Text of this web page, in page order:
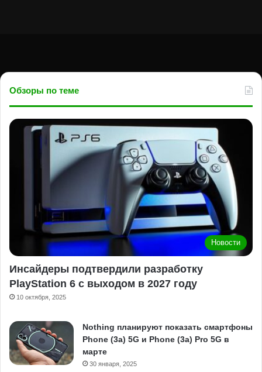
Обзоры по теме
Новости
Инсайдеры подтвердили разработку
PlayStation 6 с выходом в 2027 году
10 октября, 2025
Nothing планируют показать смартфоны
Phone (3a) 5G и Phone (3a) Pro 5G в
марте
30 января, 2025